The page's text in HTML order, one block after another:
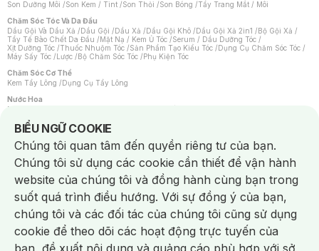
Son Dưỡng Môi /Son Kem / Tint /Son Thỏi /Son Bóng /Tẩy Trang Mắt / Môi
Chăm Sóc Tóc Và Da Đầu
Dầu Gội Và Dầu Xả /Dầu Gội /Dầu Xả /Dầu Gội Khô /Dầu Gội Xả 2in1 /Bộ Gội Xả /
Tẩy Tế Bào Chết Da Đầu /Mặt Nạ / Kem Ủ Tóc /Serum / Dầu Dưỡng Tóc /
Xịt Dưỡng Tóc /Thuốc Nhuộm Tóc /Sản Phẩm Tạo Kiểu Tóc /Dụng Cụ Chăm Sóc Tóc /
Máy Sấy Tóc /Lược /Bộ Chăm Sóc Tóc /Phụ Kiện Tóc
Chăm Sóc Cơ Thể
Kem Tẩy Lông /Dụng Cụ Tẩy Lông
Nước Hoa
Nước Hoa Nữ
Chăm Sóc Cá Nhân
Chống Muỗi /Khẩu Trang /Máy Massage/Mặt Nạ Xông Hơi /Nước Rửa Tay/
Sản Phẩm Chăm Sóc Khác /Bàn Chải Đánh Răng /Bàn Chải Điện/
Hỗ Trợ Trắng Răng/Kem Đánh Răng /Máy Tăm Nước/ Nước Súc Miệng/
Tăm / Chỉ Nha Khoa/ Xịt Thơm Miệng / Dung Dịch Vệ Sinh/Dưỡng Vùng Kín/
Khăn Ướt Vệ Sinh Vùng Kín/Băng Vệ Sinh/Tampon/Bọt Cạo Râu /Dao Cạo Râu/
Máy Cạo Râu
Vấn Đề Về Da
Da Dầu / Lỗ Chân Lông To/ Da Khô / Mất Nước/ Da Lão Hóa/ Da Mụn/
Da Nhạy Cảm / Kích Ứng
Da Xỉn Màu Thâm / Nám / Tàn Nhang
Quầng Thâm & Bọng Mắt /Sẹo /Viêm Da Cơ Địa
Dụng Cụ / Phụ Kiện Chăm Sóc Da
BIỂU NGỮ COOKIE
Notice about cookies usage
Chúng tôi quan tâm đến quyền riêng tư của bạn.
Chúng tôi sử dụng các cookie cần thiết để vận hành
website của chúng tôi và đồng hành cùng bạn trong
suốt quá trình điều hướng. Với sự đồng ý của bạn,
chúng tôi và các đối tác của chúng tôi cũng sử dụng
cookie để theo dõi các hoạt động trực tuyến của
bạn, đề xuất nội dung và quảng cáo phù hợp với sở